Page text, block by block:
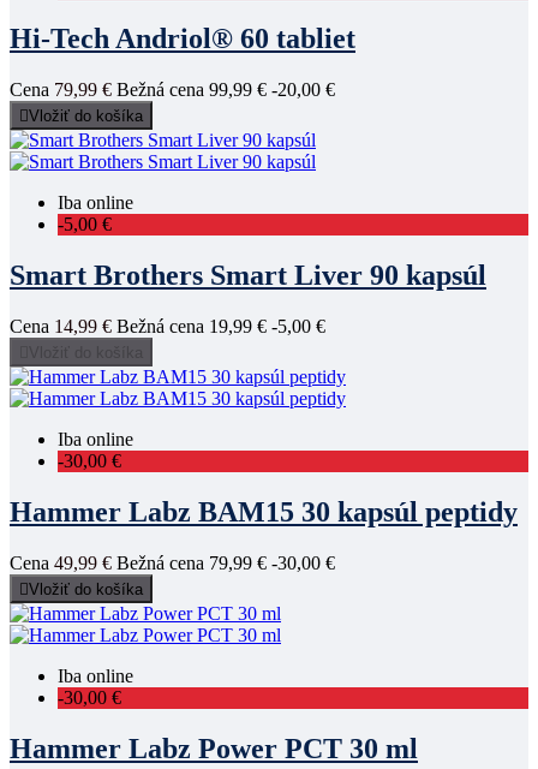
Hi-Tech Andriol® 60 tabliet
Cena 79,99 € Bežná cena 99,99 € -20,00 €
Vložiť do košíka
Iba online
-5,00 €
Smart Brothers Smart Liver 90 kapsúl
Cena 14,99 € Bežná cena 19,99 € -5,00 €
Vložiť do košíka
Iba online
-30,00 €
Hammer Labz BAM15 30 kapsúl peptidy
Cena 49,99 € Bežná cena 79,99 € -30,00 €
Vložiť do košíka
Iba online
-30,00 €
Hammer Labz Power PCT 30 ml